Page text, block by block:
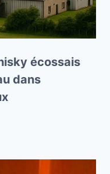
écossais
dans